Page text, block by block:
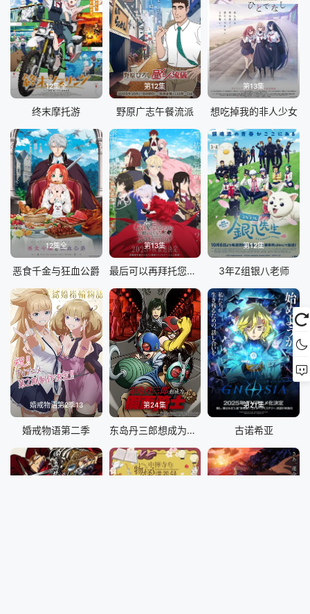
12集全
终末摩托游
第12集
野原广志午餐流派
第13集
想吃掉我的非人少女
12集全
恶食千金与狂血公爵
第13集
最后可以再拜托您一件事吗
第12集
3年Z组银八老师
婚戒物语第2季13
婚戒物语第二季
第24集
东岛丹三郎想成为假面骑士
第21集
古诺希亚